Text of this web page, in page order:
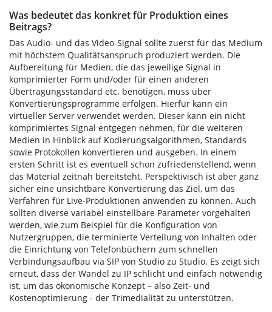
Was bedeutet das konkret für Produktion eines
Beitrags?
Das Audio- und das Video-Signal sollte zuerst für das Medium
mit höchstem Qualitätsanspruch produziert werden. Die
Aufbereitung für Medien, die das jeweilige Signal in
komprimierter Form und/oder für einen anderen
Übertragungsstandard etc. benötigen, muss über
Konvertierungsprogramme erfolgen. Hierfür kann ein
virtueller Server verwendet werden. Dieser kann ein nicht
komprimiertes Signal entgegen nehmen, für die weiteren
Medien in Hinblick auf Kodierungsalgorithmen, Standards
sowie Protokollen konvertieren und ausgeben. In einem
ersten Schritt ist es eventuell schon zufriedenstellend, wenn
das Material zeitnah bereitsteht. Perspektivisch ist aber ganz
sicher eine unsichtbare Konvertierung das Ziel, um das
Verfahren für Live-Produktionen anwenden zu können. Auch
sollten diverse variabel einstellbare Parameter vorgehalten
werden, wie zum Beispiel für die Konfiguration von
Nutzergruppen, die terminierte Verteilung von Inhalten oder
die Einrichtung von Telefonbüchern zum schnellen
Verbindungsaufbau via SIP von Studio zu Studio. Es zeigt sich
erneut, dass der Wandel zu IP schlicht und einfach notwendig
ist, um das ökonomische Konzept – also Zeit- und
Kostenoptimierung - der Trimedialität zu unterstützen.